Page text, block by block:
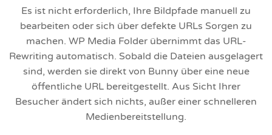
Es ist nicht erforderlich, Ihre Bildpfade manuell zu
bearbeiten oder sich über defekte URLs Sorgen zu
machen. WP Media Folder übernimmt das URL-
Rewriting automatisch. Sobald die Dateien ausgelagert
sind, werden sie direkt von Bunny über eine neue
öffentliche URL bereitgestellt. Aus Sicht Ihrer
Besucher ändert sich nichts, außer einer schnelleren
Medienbereitstellung.